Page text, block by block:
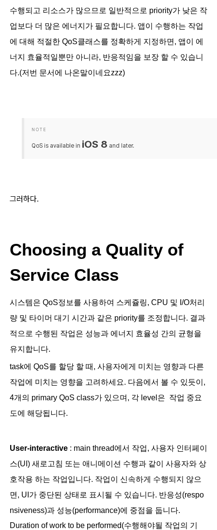
수행되고 리소스가 많으므로 일반적으로 priority가 낮은 작
업보다 더 많은 에너지가 필요합니다. 앱이 수행하는 작업
에 대해 적절한 QoS클래스를 정확하게 지정하면, 앱이 에
너지 효율적일뿐만 아니라, 반응적임을 보장 할 수 있습니
다.(저번 문서에 나온말이네요zzz)
NOTE
QoS is available in iOS 8 and later.
그러하다.
Choosing a Quality of
Service Class
시스템은 QoS정보를 사용하여 스케쥴링, CPU 및 I/O처리
량 및 타이머 대기 시간과 같은 priority를 조정합니다. 결과
적으로 수행된 작업은 성능과 에너지 효율성 간의 균형을
유지합니다.
task에 QoS를 할당 할 때, 사용자에게 미치는 영향과 다른
작업에 미치는 영향을 고려하세요. 다음에서 볼 수 있듯이,
4개의 primary QoS class가 있으며, 각 level은 작업 중요
도에 해당됩니다.
User-interactive : main thread에서 작업, 사용자 인터페이
스(UI) 새로고침 또는 애니메이션 수행과 같이 사용자와 상
호작용 하는 작업입니다. 작업이 신속하게 수행되지 않으
면, UI가 중단된 상태로 표시될 수 있습니다. 반응성(respo
nsiveness)과 성능(performance)에 중점을 둡니다.
Duration of work to be performed(수행해야될 작업의 기